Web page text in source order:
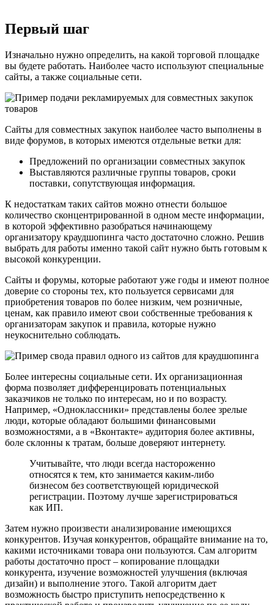
Первый шаг
Изначально нужно определить, на какой торговой площадке
вы будете работать. Наиболее часто используют специальные
сайты, а также социальные сети.
Сайты для совместных закупок наиболее часто выполнены в
виде форумов, в которых имеются отдельные ветки для:
Предложений по организации совместных закупок
Выставляются различные группы товаров, сроки
поставки, сопутствующая информация.
К недостаткам таких сайтов можно отнести большое
количество сконцентрированной в одном месте информации,
в которой эффективно разобраться начинающему
организатору краудшопинга часто достаточно сложно. Решив
выбрать для работы именно такой сайт нужно быть готовым к
высокой конкуренции.
Сайты и форумы, которые работают уже годы и имеют полное
доверие со стороны тех, кто пользуется сервисами для
приобретения товаров по более низким, чем розничные,
ценам, как правило имеют свои собственные требования к
организаторам закупок и правила, которые нужно
неукоснительно соблюдать.
Более интересны социальные сети. Их организационная
форма позволяет дифференцировать потенциальных
заказчиков не только по интересам, но и по возрасту.
Например, «Одноклассники» представлены более зрелые
люди, которые обладают большими финансовыми
возможностями, а в «Вконтакте» аудитория более активны,
боле склонны к тратам, больше доверяют интернету.
Учитывайте, что люди всегда настороженно
относятся к тем, кто занимается каким-либо
бизнесом без соответствующей юридической
регистрации. Поэтому лучше зарегистрироваться
как ИП.
Затем нужно произвести анализирование имеющихся
конкурентов. Изучая конкурентов, обращайте внимание на то,
какими источниками товара они пользуются. Сам алгоритм
работы достаточно прост – копирование площадки
конкурента, изучение возможностей улучшения (включая
дизайн) и выполнение этого. Такой алгоритм дает
возможность быстро приступить непосредственно к